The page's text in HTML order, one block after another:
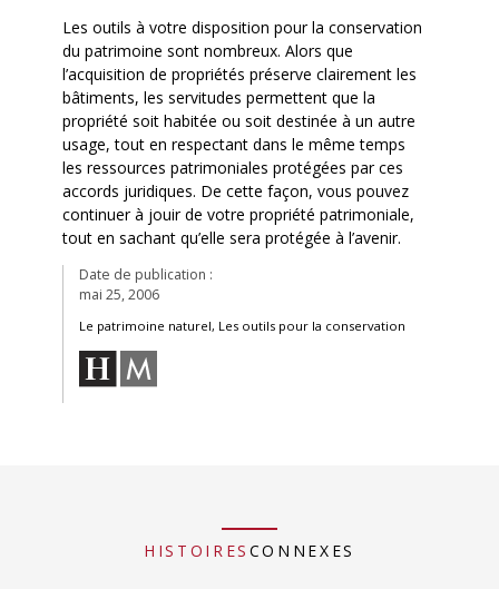
Date de publication :
mai 25, 2006
Le patrimoine naturel, Les outils pour la conservation
Les outils à votre disposition pour la conservation
du patrimoine sont nombreux. Alors que
l’acquisition de propriétés préserve clairement les
bâtiments, les servitudes permettent que la
propriété soit habitée ou soit destinée à un autre
usage, tout en respectant dans le même temps
les ressources patrimoniales protégées par ces
accords juridiques. De cette façon, vous pouvez
continuer à jouir de votre propriété patrimoniale,
tout en sachant qu’elle sera protégée à l’avenir.
HISTOIRES CONNEXES